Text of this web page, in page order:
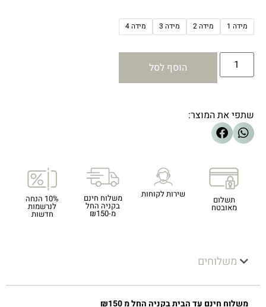
מידה 1 מידה 2 מידה 3 מידה 4
הוסף לסל
שתפי את המוצר:
תשלום
מאובטח
שירות לקוחות משלוח חינם
בקניה החל
מ-₪150
10% הנחה
לנרשמות
חדשות
משלוחים
משלוח חינם עד הבית בקניה החל מ ₪150